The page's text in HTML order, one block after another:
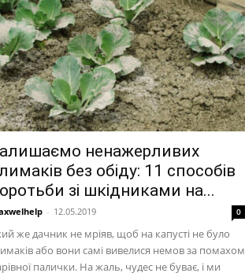
ненажерливих
без обіду: 11 способів
зі шкідниками на...
- 12.05.2019 0
же дачник не мріяв, щоб на капусті не було
або вони самі вивелися немов за помахом
палички. На жаль, чудес не буває, і ми